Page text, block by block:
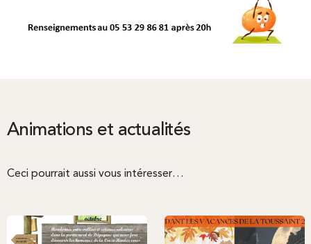
Animations et actualités
Ceci pourrait aussi vous intéresser…